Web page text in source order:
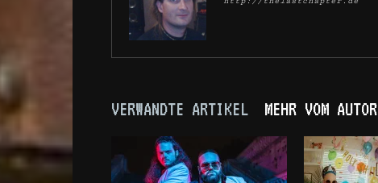
VERWANDTE ARTIKEL MEHR VOM AUTOR